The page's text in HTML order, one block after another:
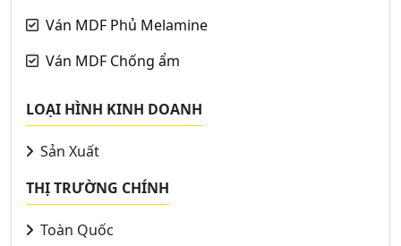
Ván MDF Phủ Melamine
Ván MDF Chống ẩm
LOẠI HÌNH KINH DOANH
Sản Xuất
THỊ TRƯỜNG CHÍNH
Toàn Quốc